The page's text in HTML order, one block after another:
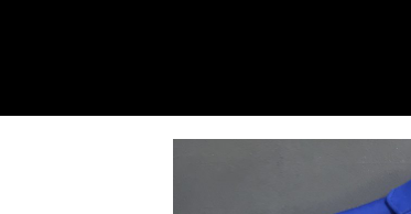
キ